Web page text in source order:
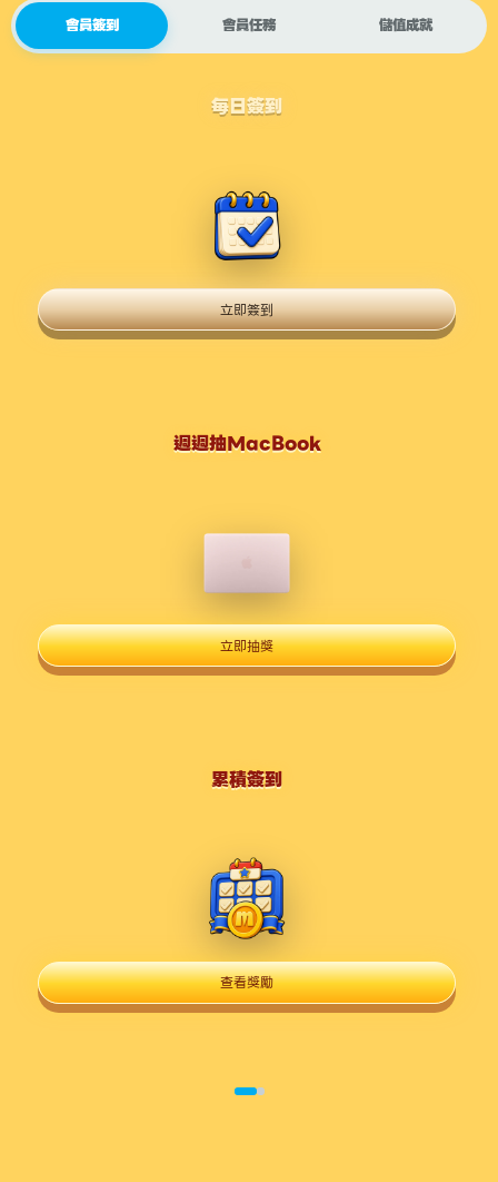
會員簽到 會員任務 儲值成就
每日簽到
立即簽到
週週抽MacBook
立即抽獎
累積簽到
查看獎勵